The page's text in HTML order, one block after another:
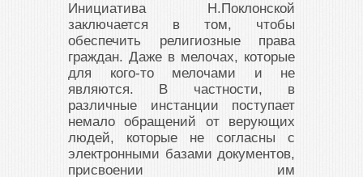
Инициатива Н.Поклонской
заключается в том, чтобы
обеспечить религиозные права
граждан. Даже в мелочах, которые
для кого-то мелочами и не
являются. В частности, в
различные инстанции поступает
немало обращений от верующих
людей, которые не согласны с
электронными базами документов,
присвоении им